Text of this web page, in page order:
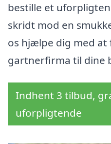
bestille et
skridt mod en
os hjælpe dig med at
gartnerfirma til dine
Indhent 3 tilbud,
uforpligtende